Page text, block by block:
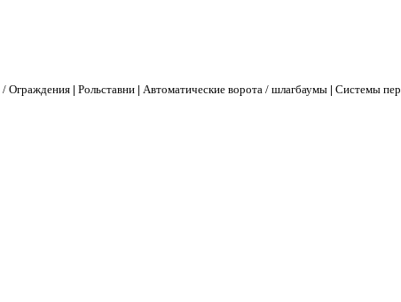
Ограждения | Рольставни | Автоматические ворота / шлагбаумы | Системы